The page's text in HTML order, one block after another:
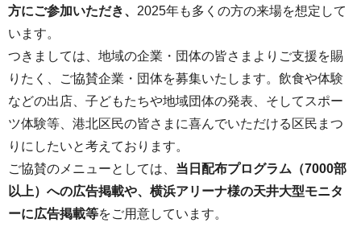
方にご参加いただき、 2025年も多くの方の来場を想定して
います。
つきましては、地域の企業・団体の皆さまよりご支援を賜
りたく、ご協賛企業・団体を募集いたします。飲食や体験
などの出店、子どもたちや地域団体の発表、そしてスポー
ツ体験等、港北区民の皆さまに喜んでいただける区民まつ
りにしたいと考えております。
ご協賛のメニューとしては、 当日配布プログラム（7000部
以上）への広告掲載や、横浜アリーナ様の天井大型モニタ
ーに広告掲載等をご用意しています。